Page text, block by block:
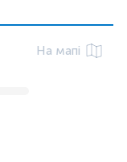
На мапі